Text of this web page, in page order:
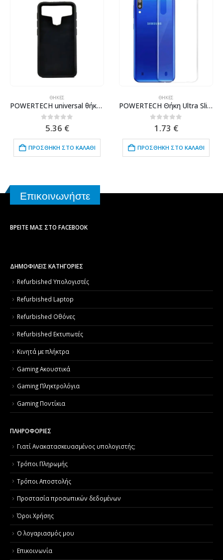
ΘΉΚΕΣ
POWERTECH universal θήκη Glass TPU για smartphone έως 7.5 x 14.5cm, μαύρη
out of 5
5.36 €
ΠΡΟΣΘΉΚΗ ΣΤΟ ΚΑΛΆΘΙ
ΘΉΚΕΣ
POWERTECH Θήκη Ultra Slim για SAMSUNG Galaxy M10, διάφανη
out of 5
1.73 €
ΠΡΟΣΘΉΚΗ ΣΤΟ ΚΑΛΆΘΙ
Επικοινωνήστε
ΒΡΕΊΤΕ ΜΑΣ ΣΤΟ FACEBOOK
ΔΗΜΟΦΙΛΕΙΣ ΚΑΤΗΓΟΡΙΕΣ
Refurbished Υπολογιστές
Refurbished Laptop
Refurbished Οθόνες
Refurbished Εκτυπωτές
Κινητά με πλήκτρα
Gaming Ακουστικά
Gaming Πληκτρολόγια
Gaming Ποντίκια
ΠΛΗΡΟΦΟΡΙΕΣ
Γιατί Aνακατασκευασμένος υπολογιστής;
Τρόποι Πληρωμής
Τρόποι Αποστολής
Προστασία προσωπικών δεδομένων
Όροι Χρήσης
Ο λογαριασμός μου
Επικοινωνία